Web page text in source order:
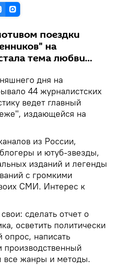
поездки
на
тема любви...
дня на
44 журналистских
ведет главный
издающейся на
из России,
и ютуб-звезды,
изданий и легенды
с громкими
СМИ. Интерес к
сделать отчет о
осветить политически
написать
производственный
все жанры и методы.